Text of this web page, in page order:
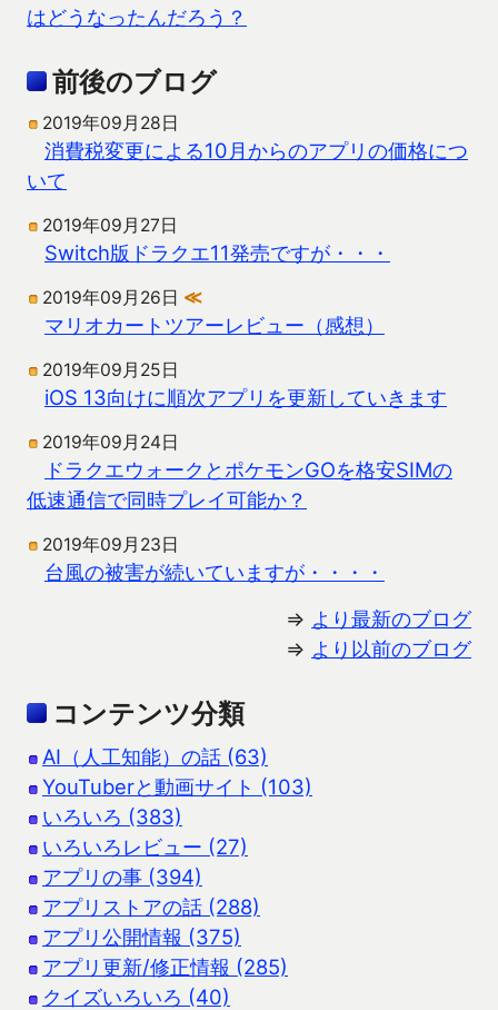
はどうなったんだろう？
前後のブログ
2019年09月28日
消費税変更による10月からのアプリの価格につ
いて
2019年09月27日
Switch版ドラクエ11発売ですが・・・
2019年09月26日 ≪
マリオカートツアーレビュー（感想）
2019年09月25日
iOS 13向けに順次アプリを更新していきます
2019年09月24日
ドラクエウォークとポケモンGOを格安SIMの
低速通信で同時プレイ可能か？
2019年09月23日
台風の被害が続いていますが・・・・
⇒ より最新のブログ
⇒ より以前のブログ
コンテンツ分類
AI（人工知能）の話 (63)
YouTuberと動画サイト (103)
いろいろ (383)
いろいろレビュー (27)
アプリの事 (394)
アプリストアの話 (288)
アプリ公開情報 (375)
アプリ更新/修正情報 (285)
クイズいろいろ (40)